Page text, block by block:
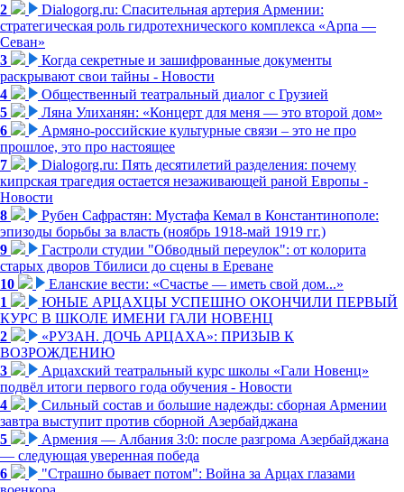
2
Dialogorg.ru: Спасительная артерия Армении:
стратегическая роль гидротехнического комплекса «Арпа —
Севан»
3
Когда секретные и зашифрованные документы
раскрывают свои тайны - Новости
4
Общественный театральный диалог с Грузией
5
Ляна Улиханян: «Концерт для меня — это второй дом»
6
Армяно-российские культурные связи – это не про
прошлое, это про настоящее
7
Dialogorg.ru: Пять десятилетий разделения: почему
кипрская трагедия остается незаживающей раной Европы -
Новости
8
Рубен Сафрастян: Мустафа Кемал в Константинополе:
эпизоды борьбы за власть (ноябрь 1918-май 1919 гг.)
9
Гастроли студии "Обводный переулок": от колорита
старых дворов Тбилиси до сцены в Ереване
10
Еланские вести: «Счастье — иметь свой дом...»
1
ЮНЫЕ АРЦАХЦЫ УСПЕШНО ОКОНЧИЛИ ПЕРВЫЙ
КУРС В ШКОЛЕ ИМЕНИ ГАЛИ НОВЕНЦ
2
«РУЗАН. ДОЧЬ АРЦАХА»: ПРИЗЫВ К
ВОЗРОЖДЕНИЮ
3
Арцахский театральный курс школы «Гали Новенц»
подвёл итоги первого года обучения - Новости
4
Сильный состав и большие надежды: сборная Армении
завтра выступит против сборной Азербайджана
5
Армения — Албания 3:0: после разгрома Азербайджана
— следующая уверенная победа
6
"Страшно бывает потом": Война за Арцах глазами